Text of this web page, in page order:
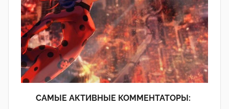
САМЫЕ АКТИВНЫЕ КОММЕНТАТОРЫ: